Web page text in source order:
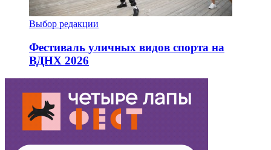
Выбор редакции
Фестиваль уличных видов спорта на
ВДНХ 2026